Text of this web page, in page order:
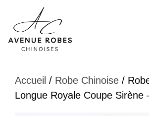
contenu
Accueil / Robe Chinoise /
Longue Royale Coupe Sirène